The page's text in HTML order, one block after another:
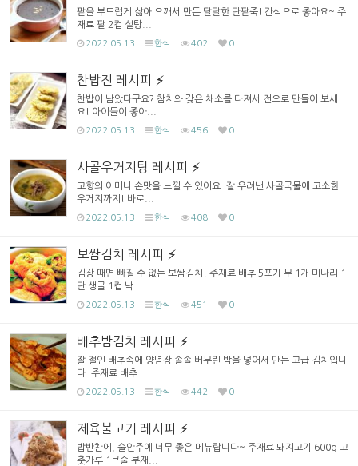
팥을 부드럽게 삶아 으깨서 만든 달달한 단팥죽! 간식으로 좋아요~ 주
재료 팥 2컵 설탕...
2022.05.13 한식 402 0
찬밥전 레시피
찬밥이 남았다구요? 참치와 갖은 채소를 다져서 전으로 만들어 보세
요! 아이들이 좋아...
2022.05.13 한식 456 0
사골우거지탕 레시피
고향의 어머니 손맛을 느낄 수 있어요. 잘 우려낸 사골국물에 고소한
우거지까지! 바로...
2022.05.13 한식 408 0
보쌈김치 레시피
김장 때면 빠질 수 없는 보쌈김치! 주재료 배추 5포기 무 1개 미나리 1
단 생굴 1컵 낙...
2022.05.13 한식 451 0
배추밤김치 레시피
잘 절인 배추속에 양념장 솔솔 버무린 밤을 넣어서 만든 고급 김치입니
다. 주재료 배추...
2022.05.13 한식 442 0
제육불고기 레시피
밥반찬에, 술안주에 너무 좋은 메뉴랍니다~ 주재료 돼지고기 600g 고
춧가루 1큰술 부재...